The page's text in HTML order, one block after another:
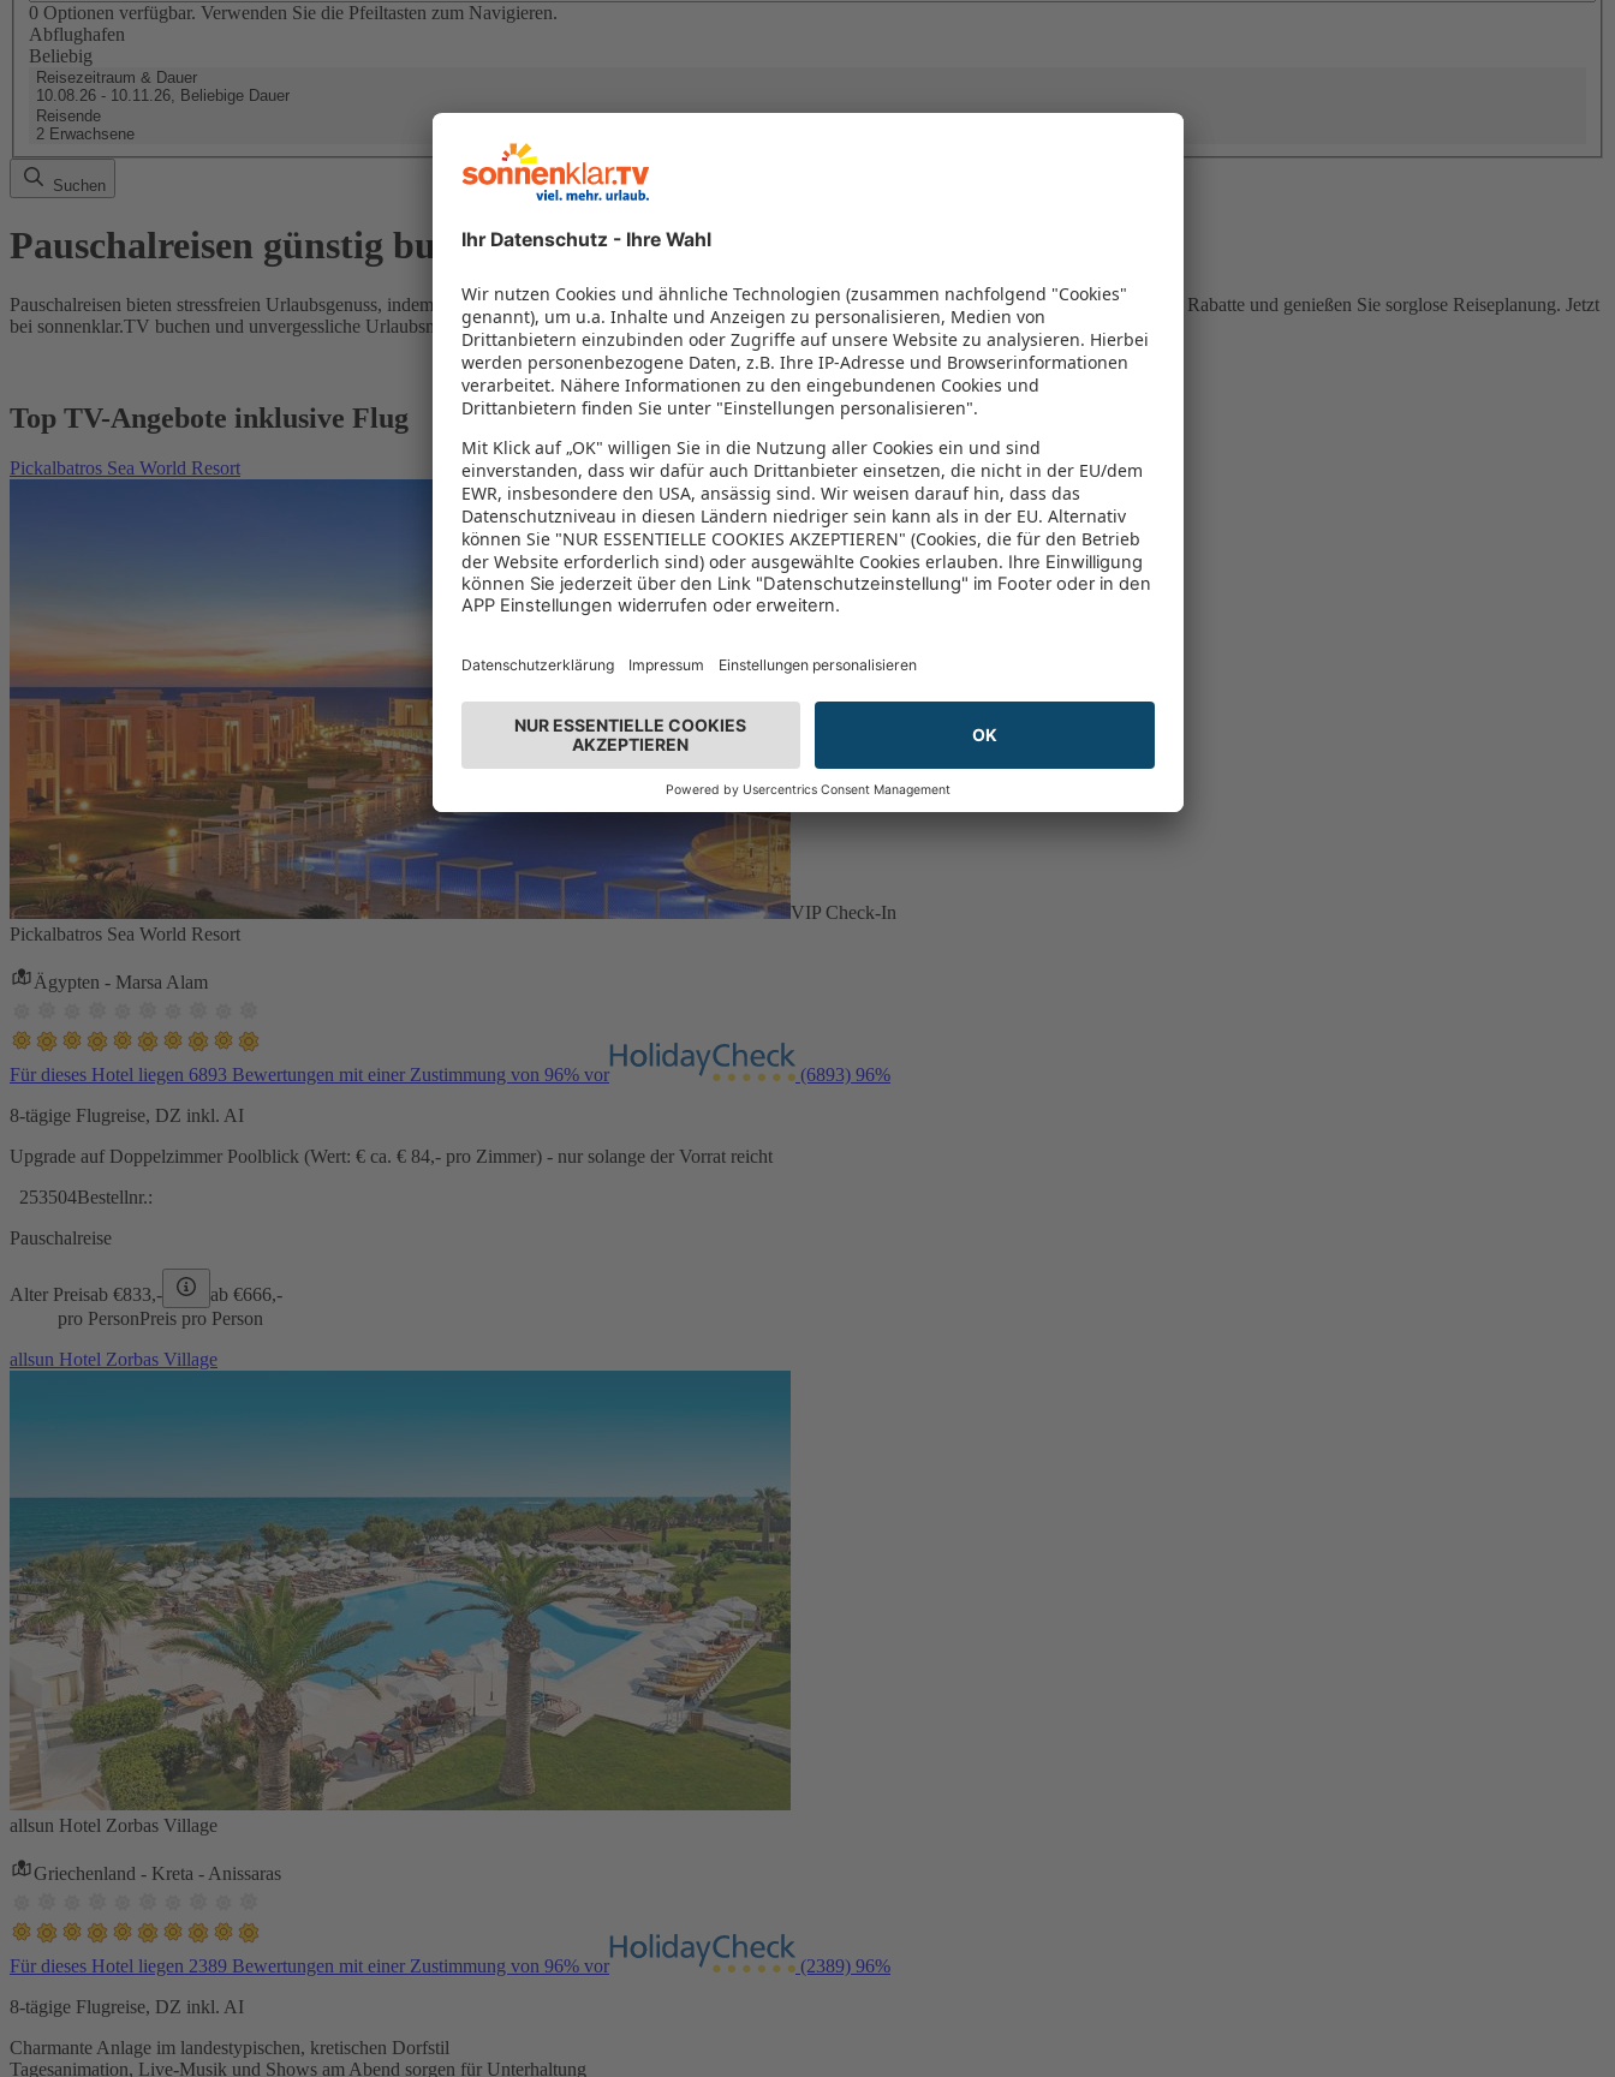
0 Optionen verfügbar. Verwenden Sie die Pfeiltasten zum Navigieren.
Abflughafen
Beliebig
Reisezeitraum & Dauer
10.08.26 - 10.11.26, Beliebige Dauer
Reisende
2 Erwachsene
Suchen
Pauschalreisen günstig buchen
Pauschalreisen bieten stressfreien Urlaubsgenuss, indem Flug und Hotel in einem Paket kombiniert werden – das spart Zeit und Geld. Nutzen Sie attraktive Rabatte und genießen Sie sorglose Reiseplanung. Jetzt
bei sonnenklar.TV buchen und unvergessliche Urlaubsmomente erleben!
Top TV-Angebote inklusive Flug
Pickalbatros Sea World Resort
VIP Check-In
Pickalbatros Sea World Resort
Ägypten - Marsa Alam
Für dieses Hotel liegen 6893 Bewertungen mit einer Zustimmung von 96% vor (6893) 96%
8-tägige Flugreise, DZ inkl. AI
Upgrade auf Doppelzimmer Poolblick (Wert: € ca. € 84,- pro Zimmer) - nur solange der Vorrat reicht
253504Bestellnr.:
Pauschalreise
Alter Preisab €833,- ab €666,-
pro PersonPreis pro Person
allsun Hotel Zorbas Village
allsun Hotel Zorbas Village
Griechenland - Kreta - Anissaras
Für dieses Hotel liegen 2389 Bewertungen mit einer Zustimmung von 96% vor (2389) 96%
8-tägige Flugreise, DZ inkl. AI
Charmante Anlage im landestypischen, kretischen Dorfstil
Tagesanimation, Live-Musik und Shows am Abend sorgen für Unterhaltung